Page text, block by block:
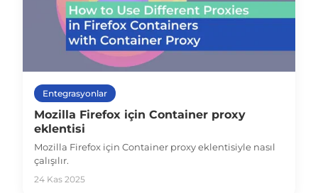
Entegrasyonlar
Mozilla Firefox için Container proxy
eklentisi
Mozilla Firefox için Container proxy eklentisiyle nasıl
çalışılır.
24 Kas 2025